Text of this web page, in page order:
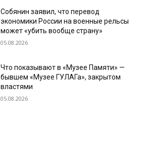
Собянин заявил, что перевод
экономики России на военные рельсы
может «убить вообще страну»
05.08.2026
Что показывают в «Музее Памяти» —
бывшем «Музее ГУЛАГа», закрытом
властями
05.08.2026